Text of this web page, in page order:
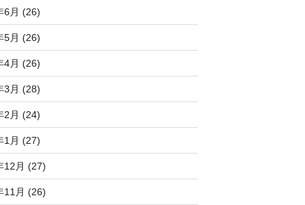
6月 (26)
5月 (26)
4月 (26)
3月 (28)
2月 (24)
1月 (27)
12月 (27)
11月 (26)